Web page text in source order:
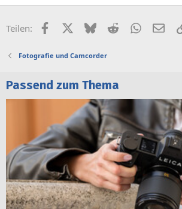
Teilen: FacebookX (Twitter)
BlueskyReddit E-
Fotografie und Camcorder
Passend zum Thema